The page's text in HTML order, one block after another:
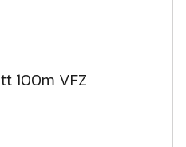
100m VFZ